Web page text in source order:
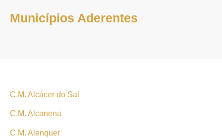
Municípios Aderentes
C.M. Alcácer do Sal
C.M. Alcanena
C.M. Alenquer